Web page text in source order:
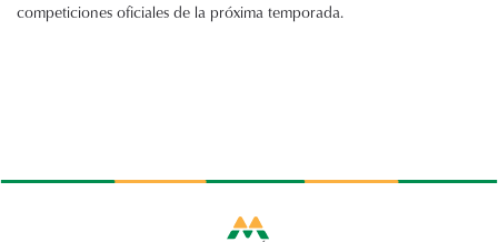
competiciones oficiales de la próxima temporada.